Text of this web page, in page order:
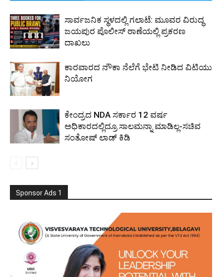
ಸಾರ್ವಜನಿಕ ಸ್ಥಳದಲ್ಲಿ ಗಲಾಟೆ: ಮೂವರ ವಿರುದ್ಧ
ಜಯಪುರ ಪೊಲೀಸ್ ಠಾಣೆಯಲ್ಲಿ ಪ್ರಕರಣ
ದಾಖಲು
ಕಾರವಾರದ ನೌಕಾ ನೆಲೆಗೆ ಭೇಟಿ ನೀಡಿದ ವಿಟಿಯು
ನಿಯೋಗ
ಕೇಂದ್ರದ NDA ಸರ್ಕಾರ 12 ವರ್ಷ
ಅಧಿಕಾರದಲ್ಲಿದ್ರೂ ಸಾಲಮನ್ನಾ ಮಾಡಿಲ್ಲ-ಸಚಿವ
ಸಂತೋಷ್ ಲಾಡ್ ಕಿಡಿ
Sponsor Ads 1